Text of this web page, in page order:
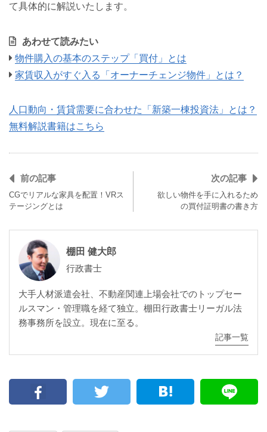
て具体的に解説いたします。
あわせて読みたい
物件購入の基本のステップ「買付」とは
家賃収入がすぐ入る「オーナーチェンジ物件」とは？
人口動向・賃貸需要に合わせた「新築一棟投資法」とは？
無料解説書籍はこちら
前の記事
CGでリアルな家具を配置！VRス
テージングとは
次の記事
欲しい物件を手に入れるため
の買付証明書の書き方
棚田 健大郎
行政書士
大手人材派遣会社、不動産関連上場会社でのトップセー
ルスマン・管理職を経て独立。棚田行政書士リーガル法
務事務所を設立。現在に至る。
記事一覧